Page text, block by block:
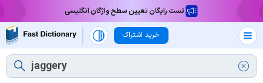
تست رایگان تعیین سطح واژگان انگلیسی
خرید اشتراک